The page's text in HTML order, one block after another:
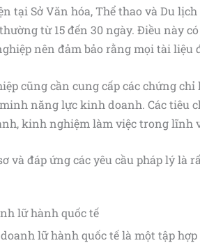
tại Sở Văn hóa, Thể thao và Du
từ 15 đến 30 ngày. Điều này
nên đảm bảo rằng mọi tài liệu
cũng cần cung cấp các chứng
năng lực kinh doanh. Các tiêu
kinh nghiệm làm việc trong
và đáp ứng các yêu cầu pháp lý
lữ hành quốc tế
lữ hành quốc tế là một tập